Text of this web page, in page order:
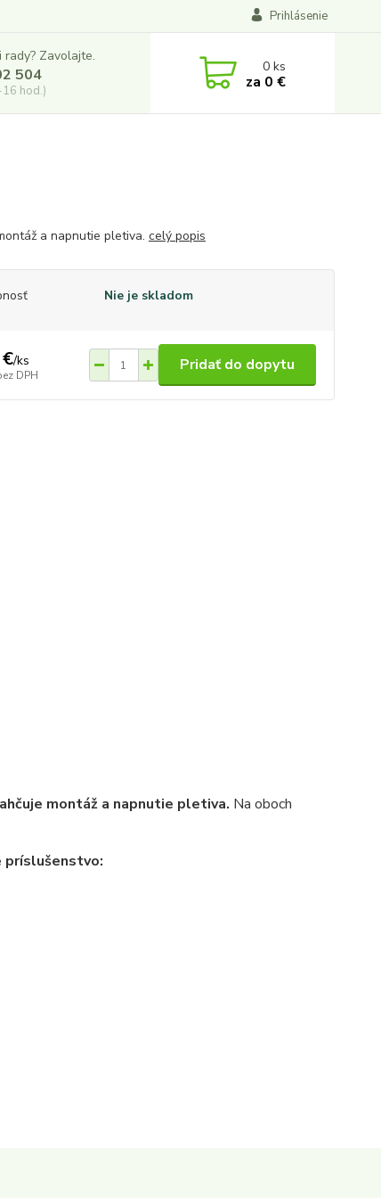
Prihlásenie
rady? Zavolajte.
504
hod.)
0ks
za 0 €
a napnutie pletiva. celý popis
Nie je skladom
/ks
DPH
Pridať do dopytu
montáž a napnutie pletiva. Na oboch
príslušenstvo: